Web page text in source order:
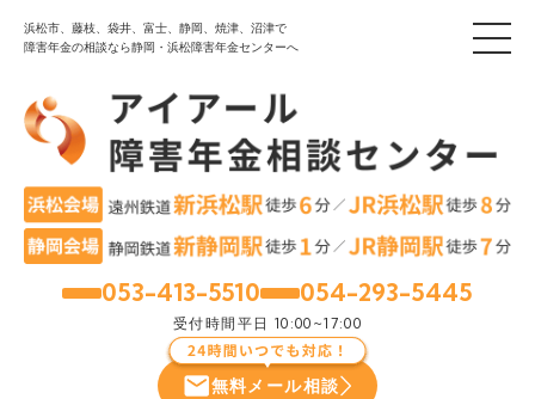
浜松市、藤枝、袋井、富士、静岡、焼津、沼津で
障害年金の相談なら静岡・浜松障害年金センターへ
053-413-5510 054-293-5445
受付時間 平日 10:00~17:00
無料メール相談